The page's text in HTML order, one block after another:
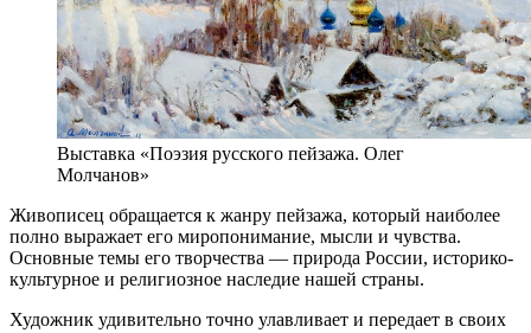
Выставка «Поэзия русского пейзажа. Олег
Молчанов»
Живописец обращается к жанру пейзажа, который наиболее
полно выражает его миропонимание, мысли и чувства.
Основные темы его творчества — природа России, историко-
культурное и религиозное наследие нашей страны.
Художник удивительно точно улавливает и передает в своих